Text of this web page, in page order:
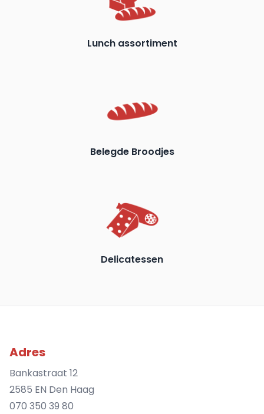
Lunch assortiment
Belegde Broodjes
Delicatessen
Adres
Bankastraat 12
2585 EN Den Haag
070 350 39 80